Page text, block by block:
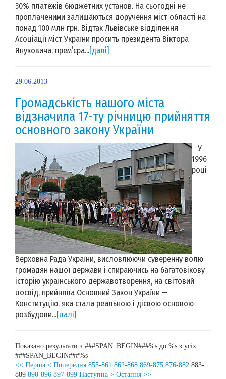
30% платежів бюджетних установ. На сьогодні не
проплаченими залишаються доручення міст області на
понад 100 млн грн. Відтак Львівське відділення
Асоціації міст України просить президента Віктора
Януковича, прем’єра...[далі]
29.06.2013
Громадськість нашого міста
відзначила 17-ту річницю прийняття
основного закону України
У
1996
році
Верховна Рада України, висловлюючи суверенну волю
громадян нашої держави і спираючись на багатовікову
історію українського державотворення, на світовий
досвід, прийняла Основний Закон України —
Конституцію, яка стала реальною і дієвою основою
розбудови...[далі]
Показано результати з ###SPAN_BEGIN###%s до %s з усіх
###SPAN_BEGIN###%s
<< Перша < Попередня 855-861 862-868 869-875 876-882 883-
889 890-896 897-899 Наступна > Остання >>